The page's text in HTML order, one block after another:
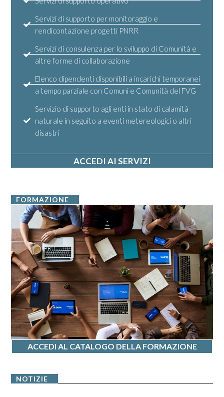
Servizi di supporto per monitoraggio e
rendicontazione progetti PNRR
Servizi di consulenza per lo sviluppo di Comunità e
altre forme di collaborazione
Elenco dipendenti disponibili a incarichi temporanei
a tempo parziale con Comuni e Comunità del FVG
Servizio di supporto agli enti in stato di calamità
naturale in seguito a eventi metereologici o altri
disastri
ACCEDI AI SERVIZI
FORMAZIONE
ACCEDI AL CATALOGO DELLA FORMAZIONE
NOTIZIE